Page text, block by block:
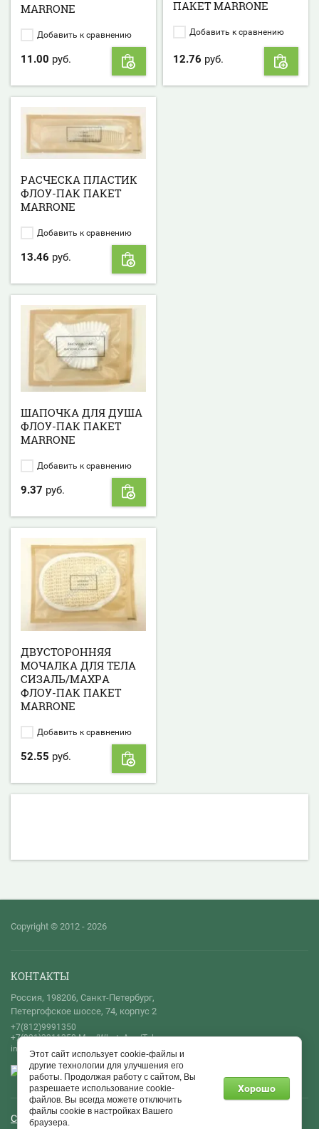
MARRONE
Добавить к сравнению
11.00 руб.
ПАКЕТ MARRONE
Добавить к сравнению
12.76 руб.
РАСЧЕСКА ПЛАСТИК
ФЛОУ-ПАК ПАКЕТ
MARRONE
Добавить к сравнению
13.46 руб.
ШАПОЧКА ДЛЯ ДУША
ФЛОУ-ПАК ПАКЕТ
MARRONE
Добавить к сравнению
9.37 руб.
ДВУСТОРОННЯЯ
МОЧАЛКА ДЛЯ ТЕЛА
СИЗАЛЬ/МАХРА
ФЛОУ-ПАК ПАКЕТ
MARRONE
Добавить к сравнению
52.55 руб.
Copyright © 2012 - 2026
КОНТАКТЫ
Россия, 198206, Санкт-Петербург,
Петергофское шоссе, 74, корпус 2
+7(812)9991350
+7(921)3311350 Max/WhatsApp/Telegram
info@serviceprof-spb.ru
Создать сайт в Мегагрупп.ру
Этот сайт использует cookie-файлы и
другие технологии для улучшения его
работы. Продолжая работу с сайтом, Вы
разрешаете использование cookie-
файлов. Вы всегда можете отключить
файлы cookie в настройках Вашего
браузера.
Хорошо